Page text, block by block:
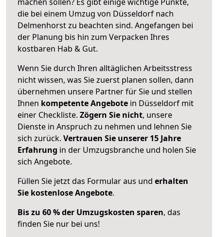
die bei einem Umzug von Düsseldorf nach
Delmenhorst zu beachten sind. Angefangen bei
der Planung bis hin zum Verpacken Ihres
kostbaren Hab & Gut.
Wenn Sie durch Ihren alltäglichen Arbeitsstress
nicht wissen, was Sie zuerst planen sollen, dann
übernehmen unsere Partner für Sie und stellen
Ihnen kompetente Angebote in Düsseldorf mit
einer Checkliste. Zögern Sie nicht, unsere
Dienste in Anspruch zu nehmen und lehnen Sie
sich zurück. Vertrauen Sie unserer 15 Jahre
Erfahrung in der Umzugsbranche und holen Sie
sich Angebote.
Füllen Sie jetzt das Formular aus und erhalten
Sie kostenlose Angebote.
Bis zu 60 % der Umzugskosten sparen, das
finden Sie nur bei uns!